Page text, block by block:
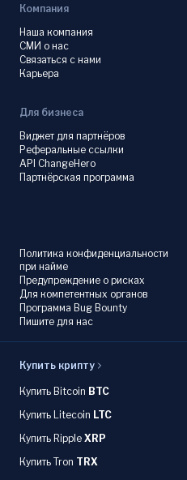
Компания
Наша компания
СМИ о нас
Связаться с нами
Карьера
Для бизнеса
Виджет для партнёров
Реферальные ссылки
API ChangeHero
Партнёрская программа
Политика конфиденциальности
при найме
Предупреждение о рисках
Для компетентных органов
Программа Bug Bounty
Пишите для нас
Купить крипту
Купить Bitcoin BTC
Купить Litecoin LTC
Купить Ripple XRP
Купить Tron TRX